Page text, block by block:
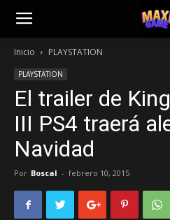
Inicio PLAYSTATION
PLAYSTATION
El trailer de
III PS4 traerá
Navidad
Por Boscal - febrero 10, 2015